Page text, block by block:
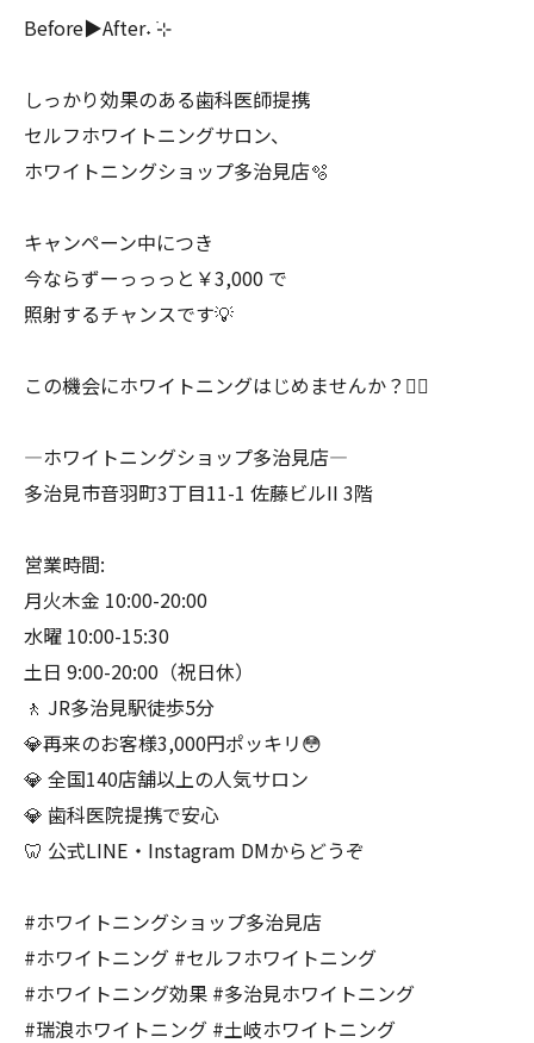
Before▶︎After˖ ࣪⊹
しっかり効果のある歯科医師提携
セルフホワイトニングサロン、
ホワイトニングショップ多治見店🫧
キャンペーン中につき
今ならずーっっっと￥3,000 で
照射するチャンスです💡
この機会にホワイトニングはじめませんか？❤️‍🔥
―ホワイトニングショップ多治見店―
多治見市音羽町3丁目11-1 佐藤ビルII 3階
営業時間:
月火木金 10:00-20:00
水曜 10:00-15:30
土日 9:00-20:00（祝日休）
🚶 JR多治見駅徒歩5分
💎再来のお客様3,000円ポッキリ😳
💎 全国140店舗以上の人気サロン
💎 歯科医院提携で安心
🦷 公式LINE・Instagram DMからどうぞ
#ホワイトニングショップ多治見店
#ホワイトニング #セルフホワイトニング
#ホワイトニング効果 #多治見ホワイトニング
#瑞浪ホワイトニング #土岐ホワイトニング